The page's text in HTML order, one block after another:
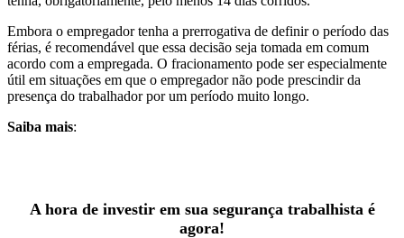
Embora o empregador tenha a prerrogativa de definir o período das
férias, é recomendável que essa decisão seja tomada em comum
acordo com a empregada. O fracionamento pode ser especialmente
útil em situações em que o empregador não pode prescindir da
presença do trabalhador por um período muito longo.
Saiba mais:
A hora de investir em sua segurança trabalhista é
agora!